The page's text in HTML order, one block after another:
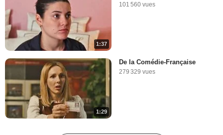
1:37
101 560 vues
1:29
De la Comédie-Française
279 329 vues